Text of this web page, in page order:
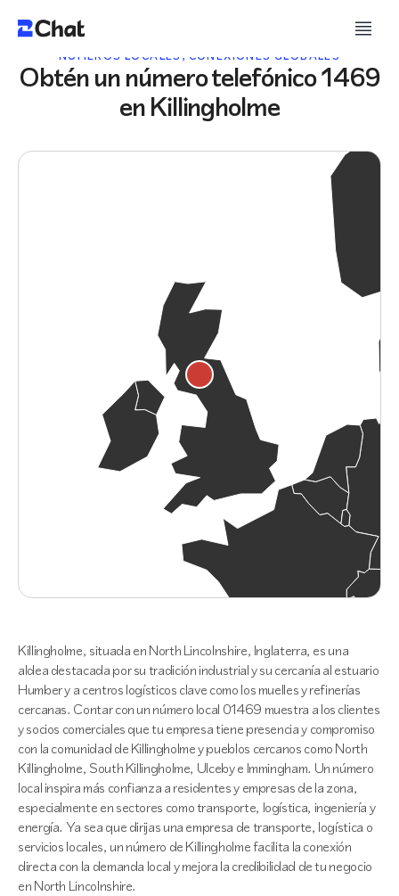
NÚMEROS LOCALES, CONEXIONES GLOBALES
Obtén un número telefónico 1469
en Killingholme
Killingholme, situada en North Lincolnshire, Inglaterra, es una
aldea destacada por su tradición industrial y su cercanía al estuario
Humber y a centros logísticos clave como los muelles y refinerías
cercanas. Contar con un número local 01469 muestra a los clientes
y socios comerciales que tu empresa tiene presencia y compromiso
con la comunidad de Killingholme y pueblos cercanos como North
Killingholme, South Killingholme, Ulceby e Immingham. Un número
local inspira más confianza a residentes y empresas de la zona,
especialmente en sectores como transporte, logística, ingeniería y
energía. Ya sea que dirijas una empresa de transporte, logística o
servicios locales, un número de Killingholme facilita la conexión
directa con la demanda local y mejora la credibilidad de tu negocio
en North Lincolnshire.